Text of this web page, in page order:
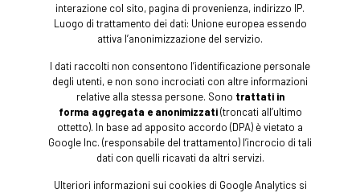
interazione col sito, pagina di provenienza, indirizzo IP.
Luogo di trattamento dei dati: Unione europea essendo
attiva l’anonimizzazione del servizio.
I dati raccolti non consentono l’identificazione personale
degli utenti, e non sono incrociati con altre informazioni
relative alla stessa persone. Sono trattati in
forma aggregata e anonimizzati(troncati all’ultimo
ottetto). In base ad apposito accordo (DPA) è vietato a
Google Inc. (responsabile del trattamento) l’incrocio di tali
dati con quelli ricavati da altri servizi.
Ulteriori informazioni sui cookies di Google Analytics si